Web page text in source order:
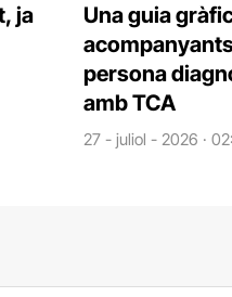
ja
Una guia
persona
amb TCA
27 - juliol - 2026 ·